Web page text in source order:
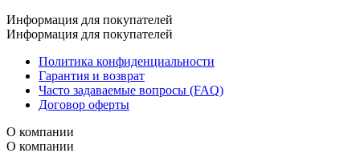
Информация для покупателей
Информация для покупателей
Политика конфиденциальности
Гарантия и возврат
Часто задаваемые вопросы (FAQ)
Договор оферты
О компании
О компании